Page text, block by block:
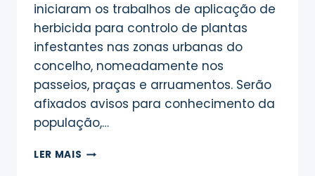
iniciaram os trabalhos de aplicação de
herbicida para controlo de plantas
infestantes nas zonas urbanas do
concelho, nomeadamente nos
passeios, praças e arruamentos. Serão
afixados avisos para conhecimento da
população,…
LER MAIS APLICAÇÃO